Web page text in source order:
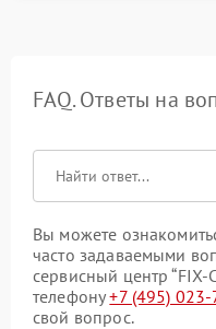
FAQ. Ответы на
Вы можете
часто задаваемыми
сервисный центр
телефону+7 (495)
свой вопрос.